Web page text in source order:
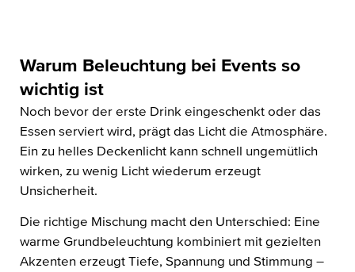
Warum Beleuchtung bei Events so
wichtig ist
Noch bevor der erste Drink eingeschenkt oder das
Essen serviert wird, prägt das Licht die Atmosphäre.
Ein zu helles Deckenlicht kann schnell ungemütlich
wirken, zu wenig Licht wiederum erzeugt
Unsicherheit.
Die richtige Mischung macht den Unterschied: Eine
warme Grundbeleuchtung kombiniert mit gezielten
Akzenten erzeugt Tiefe, Spannung und Stimmung –